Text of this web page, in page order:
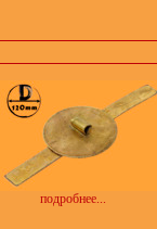
подробнее...